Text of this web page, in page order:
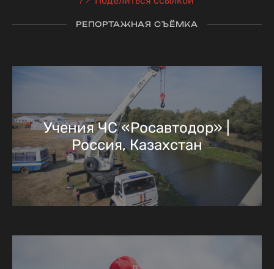
РЕПОРТАЖНАЯ СЪЁМКА
Учения ЧС «Росавтодор» |
Россия, Казахстан